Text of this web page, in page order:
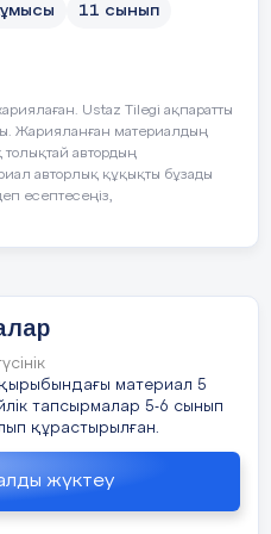
білім.
орфография
, Жамболат,
алу , бож жирен,
, күнд…зг…
….үнде , бо…
нүктелік
күш
не?
жапсарлары
екі
жалпы
11 сынып
Ustaz Tilegi ақпаратты
Жарияланған материалдың
автордың
авторлық құқықты бұзады
есептесеңіз,
материал 5
тапсырмалар 5-6 сынып
құрастырылған.
жүктеу